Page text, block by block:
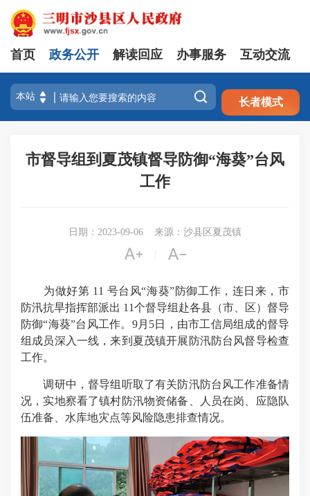
注册 登录
首页 政务公开 解读回应 办事服务 互动交流
 长者模式
市督导组到夏茂镇督导防御“海葵”台风
工作
日期：2023-09-06 来源：沙县区夏茂镇
 
为做好第 11 号台风“海葵”防御工作，连日来，市
防汛抗旱指挥部派出 11个督导组赴各县（市、区）督导
防御“海葵”台风工作。9月5日，由市工信局组成的督导
组成员深入一线，来到夏茂镇开展防汛防台风督导检查
工作。
调研中，督导组听取了有关防汛防台风工作准备情
况，实地察看了镇村防汛物资储备、人员在岗、应隐队
伍准备、水库地灾点等风险隐患排查情况。